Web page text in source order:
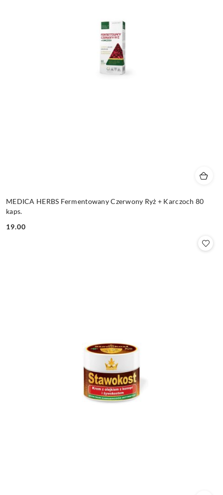
MEDICA HERBS Fermentowany Czerwony Ryż + Karczoch 80
kaps.
Cena:
19.00